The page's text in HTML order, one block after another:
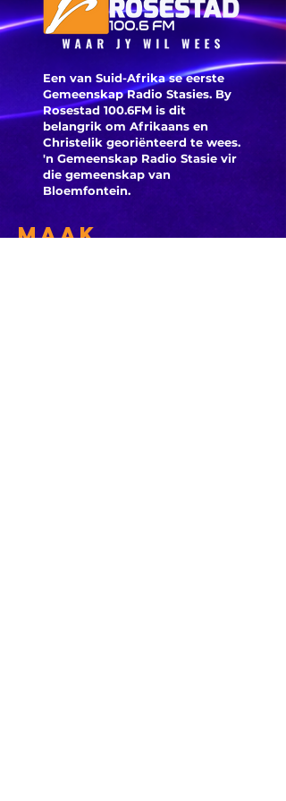
aan nie
Een van Suid-Afrika se eerste
Gemeenskap Radio Stasies. By
Rosestad 100.6FM is dit
belangrik om Afrikaans en
Christelik georiënteerd te wees.
'n Gemeenskap Radio Stasie vir
die gemeenskap van
Bloemfontein.
Maak